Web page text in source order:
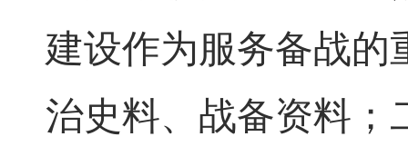
建设作为服务备战的
治史料、战备资料；